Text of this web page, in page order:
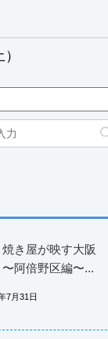
焼き屋が映す大阪
阿倍野区編〜...
7月31日